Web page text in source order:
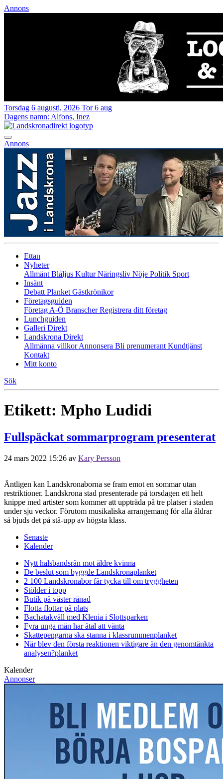
Annons
Torsdag 6 augusti, 2026 Tor 6 aug
Dagens namn: Alfons, Inez
Annons
Ettan
Nyheter
Allmänt Blåljus KulturNäringsliv Nöje Politik Sport
Insänt
Debatt Planket Gästkrönikor
Företagsguiden
Företag A-Ö BranscherRegistrera ditt företag
Lunchguiden
Galleri Direkt
Landskrona Direkt
Allmänna villkorAnnonsera Bli prenumerant Kundtjänst
Kontakt
Mitt konto
Sök
Etikett: Mpho Ludidi
Fullspäckat sommarprogram presenterat
24 mars 2022 15:26 av Kary Persson
Äntligen kan Landskronaborna se fram emot en sommar utan
restriktioner. Landskrona stad presenterade på torsdagen ett helt
knippe med artister som kommer att uppträda på tre platser i staden
under sju veckor. Förutom musikaliska arrangemang för alla åldrar
så bjuds det på stå-upp av högsta klass.
Senaste
Kalender
Nytt halsbandsrån mot äldre kvinna
De beslut som byggde Landskronaplanket
2 100 Landskronabor får tycka till om tryggheten
Stölder i topp
Butik på väster rånad
Flotta flottar på plats
Bachatakväll med Klenia i Slottsparken
Fyra unga män har åtal att vänta
Skattepengarna ska stanna i klassrummenplanket
När blev den första reaktionen viktigare än den genomtänkta
analysen?planket
Kalender
Annonser